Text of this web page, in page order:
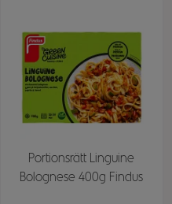
Portionsrätt Linguine
Bolognese 400g Findus